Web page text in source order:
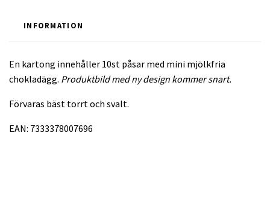
INFORMATION
En kartong innehåller 10st påsar med mini mjölkfria
chokladägg. Produktbildmed ny design kommer snart.
Förvaras bäst torrt och svalt.
EAN: 7333378007696